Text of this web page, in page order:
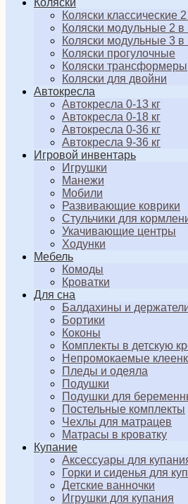
Коляски
Коляски классические
Коляски модульные 2 в
Коляски модульные 3 в
Коляски прогулочные
Коляски трансформеры
Коляски для двойни
Автокресла
Автокресла 0-13 кг
Автокресла 0-18 кг
Автокресла 0-36 кг
Автокресла 9-36 кг
Игровой инвентарь
Игрушки
Манежи
Мобили
Развивающие коврики
Стульчики для
Укачивающие центры
Ходунки
Мебель
Комоды
Кроватки
Для сна
Балдахины и
Бортики
Коконы
Комплекты в детскую
Непромокаемые
Пледы и одеяла
Подушки
Подушки для
Постельные комплекты
Чехлы для матрацев
Матрасы в кроватку
Купание
Аксессуары для
Горки и сиденья для
Детские ванночки
Игрушки для купания